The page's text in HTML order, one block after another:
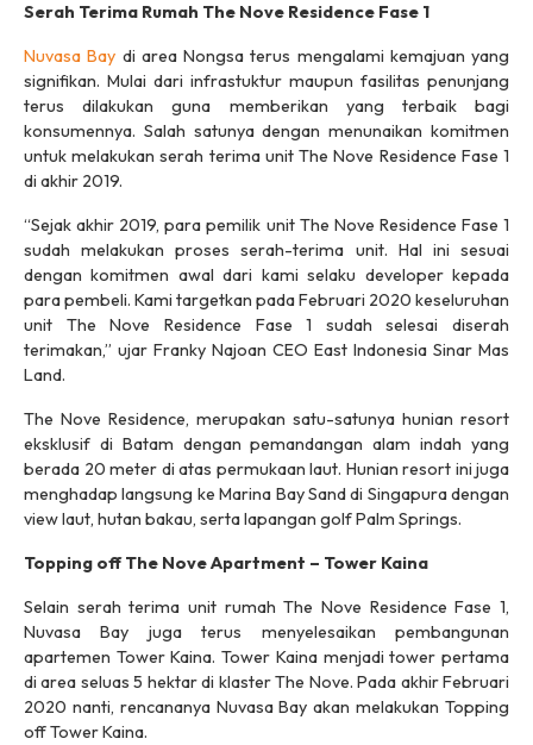
Serah Terima Rumah The Nove Residence Fase 1
Nuvasa Bay di area Nongsa terus mengalami kemajuan yang
signifikan. Mulai dari infrastuktur maupun fasilitas penunjang
terus dilakukan guna memberikan yang terbaik bagi
konsumennya. Salah satunya dengan menunaikan komitmen
untuk melakukan serah terima unit The Nove Residence Fase 1
di akhir 2019.
“Sejak akhir 2019, para pemilik unit The Nove Residence Fase 1
sudah melakukan proses serah-terima unit. Hal ini sesuai
dengan komitmen awal dari kami selaku developer kepada
para pembeli. Kami targetkan pada Februari 2020 keseluruhan
unit The Nove Residence Fase 1 sudah selesai diserah
terimakan,” ujar Franky Najoan CEO East Indonesia Sinar Mas
Land.
The Nove Residence, merupakan satu-satunya hunian resort
eksklusif di Batam dengan pemandangan alam indah yang
berada 20 meter di atas permukaan laut. Hunian resort ini juga
menghadap langsung ke Marina Bay Sand di Singapura dengan
view laut, hutan bakau, serta lapangan golf Palm Springs.
Topping off The Nove Apartment – Tower Kaina
Selain serah terima unit rumah The Nove Residence Fase 1,
Nuvasa Bay juga terus menyelesaikan pembangunan
apartemen Tower Kaina. Tower Kaina menjadi tower pertama
di area seluas 5 hektar di klaster The Nove. Pada akhir Februari
2020 nanti, rencananya Nuvasa Bay akan melakukan Topping
off Tower Kaina.